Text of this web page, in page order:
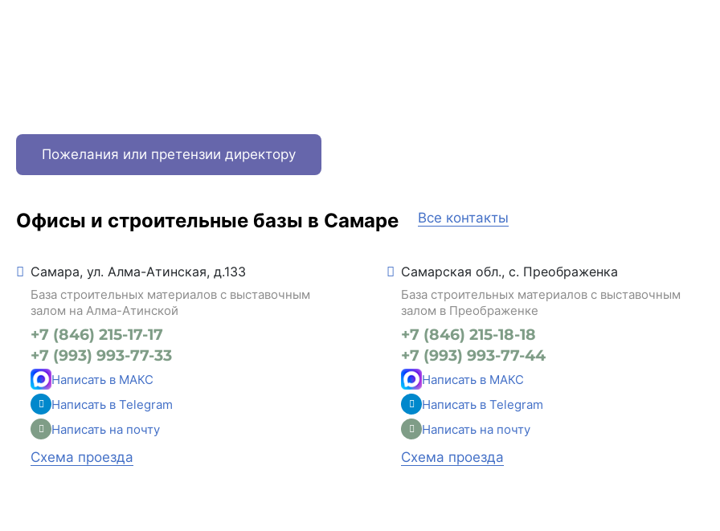
Пожелания или претензии директору
Офисы и строительные базы в Самаре Все контакты
Самара, ул. Алма-Атинская, д.133
База строительных материалов с выставочным
залом на Алма-Атинской
+7 (846) 215-17-17
+7 (993) 993-77-33
Написать в МАКС
Написать в Telegram
Написать на почту
Схема проезда
Самарская обл., с. Преображенка
База строительных материалов с выставочным
залом в Преображенке
+7 (846) 215-18-18
+7 (993) 993-77-44
Написать в МАКС
Написать в Telegram
Написать на почту
Схема проезда